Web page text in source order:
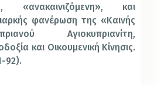
«ανακαινιζόμενη», και
φανέρωση της «Καινής
Αγιοκυπριανίτη,
και Οικουμενική Κίνησις.
92).